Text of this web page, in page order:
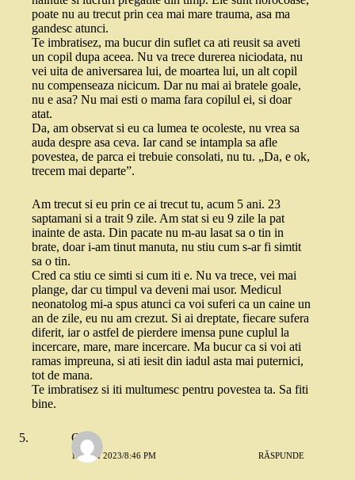
poate nu au trecut prin cea mai mare trauma, asa ma
gandesc atunci.
Te imbratisez, ma bucur din suflet ca ati reusit sa aveti
un copil dupa aceea. Nu va trece durerea niciodata, nu
vei uita de aniversarea lui, de moartea lui, un alt copil
nu compenseaza nicicum. Dar nu mai ai bratele goale,
nu e asa? Nu mai esti o mama fara copilul ei, si doar
atat.
Da, am observat si eu ca lumea te ocoleste, nu vrea sa
auda despre asa ceva. Iar cand se intampla sa afle
povestea, de parca ei trebuie consolati, nu tu. „Da, e ok,
trecem mai departe”.
Am trecut si eu prin ce ai trecut tu, acum 5 ani. 23
saptamani si a trait 9 zile. Am stat si eu 9 zile la pat
inainte de asta. Din pacate nu m-au lasat sa o tin in
brate, doar i-am tinut manuta, nu stiu cum s-ar fi simtit
sa o tin.
Cred ca stiu ce simti si cum iti e. Nu va trece, vei mai
plange, dar cu timpul va deveni mai usor. Medicul
neonatolog mi-a spus atunci ca voi suferi ca un caine un
an de zile, eu nu am crezut. Si ai dreptate, fiecare sufera
diferit, iar o astfel de pierdere imensa pune cuplul la
incercare, mare, mare incercare. Ma bucur ca si voi ati
ramas impreuna, si ati iesit din iadul asta mai puternici,
tot de mana.
Te imbratisez si iti multumesc pentru povestea ta. Sa fiti
bine.
Oana
10 MAI 2023/8:46 PM RĂSPUNDE